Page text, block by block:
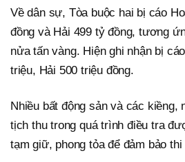
Về dân sự, Tòa buộc hai bị cáo
đồng và Hải 499 tỷ đồng, tương
nửa tấn vàng. Hiện ghi nhận bị
triệu, Hải 500 triệu đồng.
Nhiều bất động sản và các kiềng,
tịch thu trong quá trình điều tra
tạm giữ, phong tỏa để đảm bảo thi